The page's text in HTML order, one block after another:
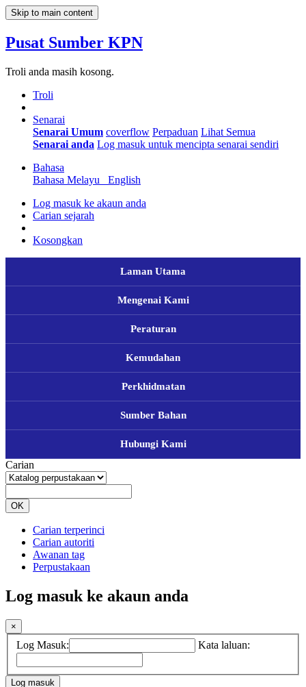
Skip to main content
Pusat Sumber KPN
Troli anda masih kosong.
Troli
Senarai
Senarai Umum coverflow Perpaduan Lihat Semua
Senarai anda Log masuk untuk mencipta senarai sendiri
Bahasa
Bahasa Melayu
English
Log masuk ke akaun anda
Carian sejarah
Kosongkan
Laman Utama
Mengenai Kami
Peraturan
Kemudahan
Perkhidmatan
Sumber Bahan
Hubungi Kami
Carian
OK
Carian terperinci
Carian autoriti
Awanan tag
Perpustakaan
Log masuk ke akaun anda
×
Log Masuk: Kata laluan: